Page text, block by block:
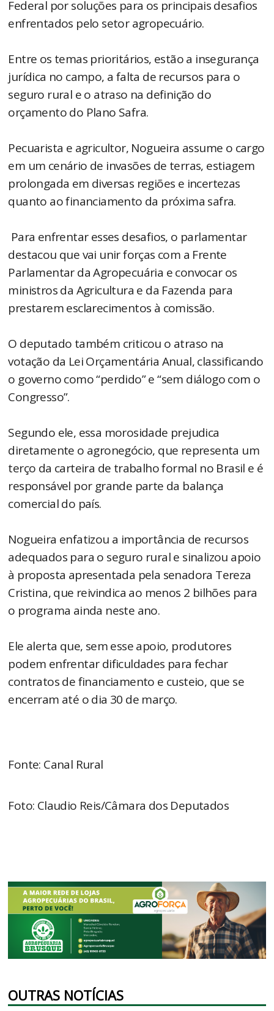
Federal por soluções para os principais desafios
enfrentados pelo setor agropecuário.
Entre os temas prioritários, estão a insegurança
jurídica no campo, a falta de recursos para o
seguro rural e o atraso na definição do
orçamento do Plano Safra.
Pecuarista e agricultor, Nogueira assume o cargo
em um cenário de invasões de terras, estiagem
prolongada em diversas regiões e incertezas
quanto ao financiamento da próxima safra.
Para enfrentar esses desafios, o parlamentar
destacou que vai unir forças com a Frente
Parlamentar da Agropecuária e convocar os
ministros da Agricultura e da Fazenda para
prestarem esclarecimentos à comissão.
O deputado também criticou o atraso na
votação da Lei Orçamentária Anual, classificando
o governo como “perdido” e “sem diálogo com o
Congresso”.
Segundo ele, essa morosidade prejudica
diretamente o agronegócio, que representa um
terço da carteira de trabalho formal no Brasil e é
responsável por grande parte da balança
comercial do país.
Nogueira enfatizou a importância de recursos
adequados para o seguro rural e sinalizou apoio
à proposta apresentada pela senadora Tereza
Cristina, que reivindica ao menos 2 bilhões para
o programa ainda neste ano.
Ele alerta que, sem esse apoio, produtores
podem enfrentar dificuldades para fechar
contratos de financiamento e custeio, que se
encerram até o dia 30 de março.
Fonte: Canal Rural
Foto: Claudio Reis/Câmara dos Deputados
OUTRAS NOTÍCIAS